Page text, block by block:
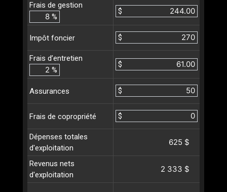
Frais de gestion
%
$
Impôt foncier $
Frais d’entretien
%
$
Assurances $
Frais de copropriété $
Dépenses totales
d'exploitation
625 $
Revenus nets
d'exploitation
2 333 $